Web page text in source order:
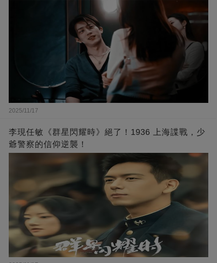
2025/11/17
李現任敏《群星閃耀時》絕了！1936 上海諜戰，少
爺警察的信仰逆襲！